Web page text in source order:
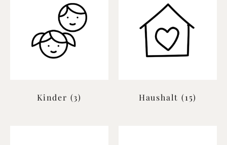
Kinder (3) Haushalt (15)